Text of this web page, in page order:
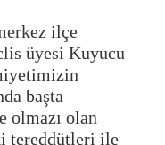
ilçe
üyesi Kuyucu
başta
olan
tereddütleri ile